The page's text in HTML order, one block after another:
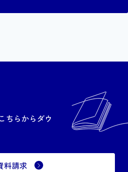
ちらからダウ
料請求